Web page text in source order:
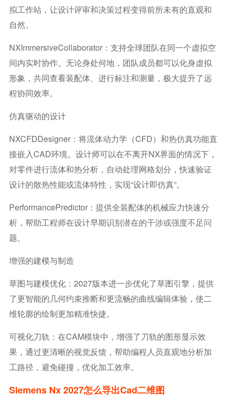
拟工作站，让设计评审和决策过程变得前所未有的直观和
自然。
NXImmersiveCollaborator：支持全球团队在同一个虚拟空
间内实时协作。无论身处何地，团队成员都可以化身虚拟
形象，共同查看装配体、进行标注和测量，极大提升了远
程协同效率。
仿真驱动的设计
NXCFDDesigner：将流体动力学（CFD）和热仿真功能直
接嵌入CAD环境。设计师可以在不离开NX界面的情况下，
对零件进行流体和热分析，自动处理网格划分，快速验证
设计的散热性能或流体特性，实现“设计即仿真”。
PerformancePredictor：提供全装配体的机械应力快速分
析，帮助工程师在设计早期识别潜在的干涉或强度不足问
题。
增强的建模与制造
草图与建模优化：2027版本进一步优化了草图引擎，提供
了更智能的几何约束推断和更流畅的曲线编辑体验，使二
维轮廓的绘制更加精准快捷。
可视化刀轨：在CAM模块中，增强了刀轨的图形显示效
果，通过更清晰的视觉反馈，帮助编程人员直观地分析加
工路径，避免碰撞，优化加工效率。
Siemens Nx 2027怎么导出cad二维图